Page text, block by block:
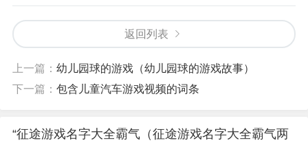
返回列表
上一篇： 幼儿园球的游戏（幼儿园球的游戏故事）
下一篇： 包含儿童汽车游戏视频的词条
“征途游戏名字大全霸气（征途游戏名字大全霸气两